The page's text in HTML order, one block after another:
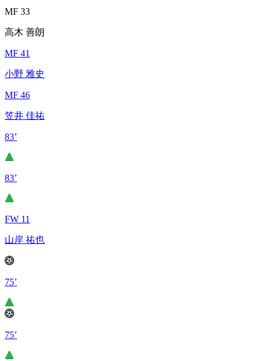
MF 33
高木 善朗
MF 41
小野 雅史
MF 46
笠井 佳祐
83’
83’
FW 11
山岸 祐也
75’
75’